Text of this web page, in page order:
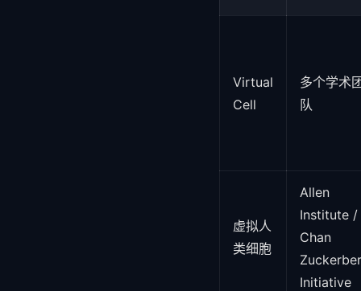
Virtual
Cell
多个学术
队
虚拟人
类细胞
Allen
Institute /
Chan
Initiative